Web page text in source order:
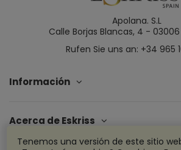
Apolana. S.L
Calle Borjas Blancas, 4 -
Rufen Sie uns an: +34 965
Información
Acerca de Eskriss
Tenemos una versión de este sitio